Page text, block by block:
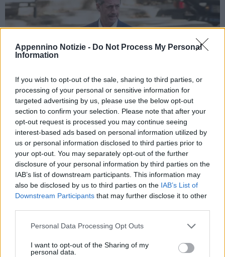
Appennino Notizie - Do Not Process My Personal
Information
If you wish to opt-out of the sale, sharing to third parties, or
processing of your personal or sensitive information for
targeted advertising by us, please use the below opt-out
section to confirm your selection. Please note that after your
opt-out request is processed you may continue seeing
interest-based ads based on personal information utilized by
us or personal information disclosed to third parties prior to
your opt-out. You may separately opt-out of the further
disclosure of your personal information by third parties on the
IAB’s list of downstream participants. This information may
also be disclosed by us to third parties on the IAB’s List of
Downstream Participants that may further disclose it to other
Personal Data Processing Opt Outs
I want to opt-out of the Sharing of my
personal data.
MILANO (ITALPRESS) – “Non è una novità italiana, in altri paesi
esiste. Però, abbiamo capito che così come è stato introdotto,
ha consentito ad alcuni di lucrare a carico della comunità senza
effetti vistosi sull’occupazione: difficile trovare lavoro guardando
la tv. La strada era la defiscalizzazione delle assunzioni, con
qualche misura per evitare i turn over di opportunità”. Così il
presidente della Regione Veneto Luca Zaia, sul Corriere della
riduzione delle tasse sul lavoro per poter assumere di più. Sulla